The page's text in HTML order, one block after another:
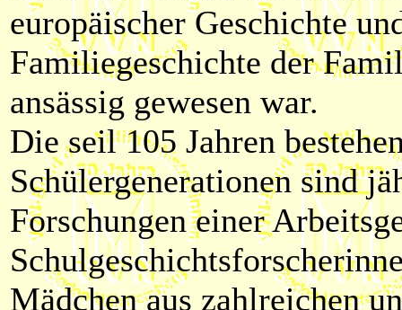
europäischer Geschichte
Familiegeschichte der
ansässig gewesen war.
Die seil 105 Jahren
Schülergenerationen sind
Forschungen einer
Mädchen aus zahlreichen